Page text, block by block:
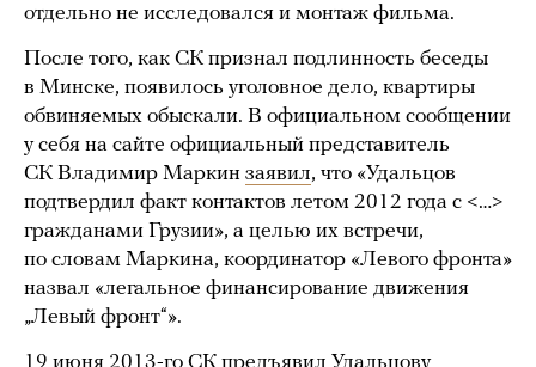
отдельно не исследовался и монтаж фильма.
После того, как СК признал подлинность беседы
в Минске, появилось уголовное дело, квартиры
обвиняемых обыскали. В официальном сообщении
у себя на сайте официальный представитель
СК Владимир Маркин заявил, что «Удальцов
подтвердил факт контактов летом 2012 года с <…>
гражданами Грузии», а целью их встречи,
по словам Маркина, координатор «Левого фронта»
назвал «легальное финансирование движения
„Левый фронт“».
19 июня 2013-го СК предъявил Удальцову